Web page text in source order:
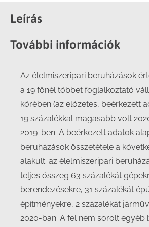
Facebook
X
Leírás
További információk
Az élelmiszeripari beruházások
a 19 főnél többet foglalkoztató
körében (az előzetes, beérkezett
19 százalékkal magasabb volt
2019-ben. A beérkezett adatok
beruházások összetétele a
alakult: az élelmiszeripari
teljes összeg 63 százalékát
berendezésekre, 31 százalékát
építményekre, 2 százalékát
2020-ban. A fel nem sorolt egyéb